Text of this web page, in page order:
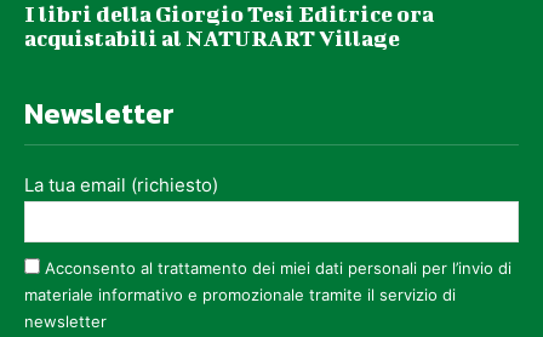
I libri della Giorgio Tesi Editrice ora
acquistabili al NATURART Village
Newsletter
La tua email (richiesto)
Acconsento al trattamento dei miei dati personali per l’invio di
materiale informativo e promozionale tramite il servizio di
newsletter